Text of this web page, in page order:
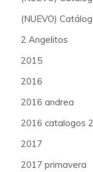
(NUEVO)
2 Angelitos
2015
2016
2016 andrea
2016 catalogos
2017
2017 primavera